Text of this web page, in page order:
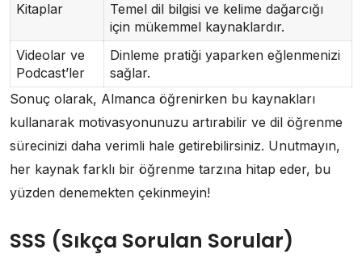
Kitaplar
Temel dil bilgisi ve kelime dağarcığı
için mükemmel kaynaklardır.
Videolar ve
Podcast’ler
Dinleme pratiği yaparken eğlenmenizi
sağlar.
Sonuç olarak, Almanca öğrenirken bu kaynakları
kullanarak motivasyonunuzu artırabilir ve dil öğrenme
sürecinizi daha verimli hale getirebilirsiniz. Unutmayın,
her kaynak farklı bir öğrenme tarzına hitap eder, bu
yüzden denemekten çekinmeyin!
SSS (Sıkça Sorulan Sorular)